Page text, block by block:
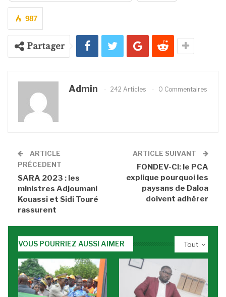
987
Partager
Admin 242 Articles 0 Commentaires
ARTICLE
PRÉCEDENT
SARA 2023 : les
ministres Adjoumani
Kouassi et Sidi Touré
rassurent
ARTICLE SUIVANT
FONDEV-CI: le PCA
explique pourquoi les
paysans de Daloa
doivent adhérer
Tout
VOUS POURRIEZ AUSSI AIMER